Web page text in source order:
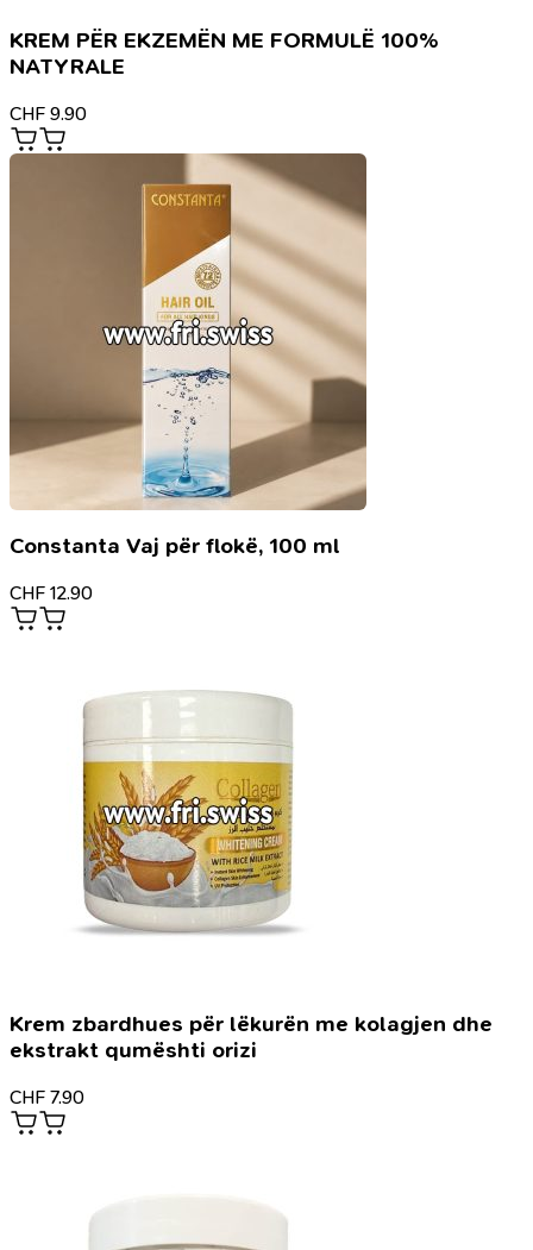
KREM PËR EKZEMËN ME FORMULË 100%
NATYRALE
CHF 9.90
Constanta Vaj për flokë, 100 ml
CHF 12.90
Krem zbardhues për lëkurën me kolagjen dhe
ekstrakt qumështi orizi
CHF 7.90